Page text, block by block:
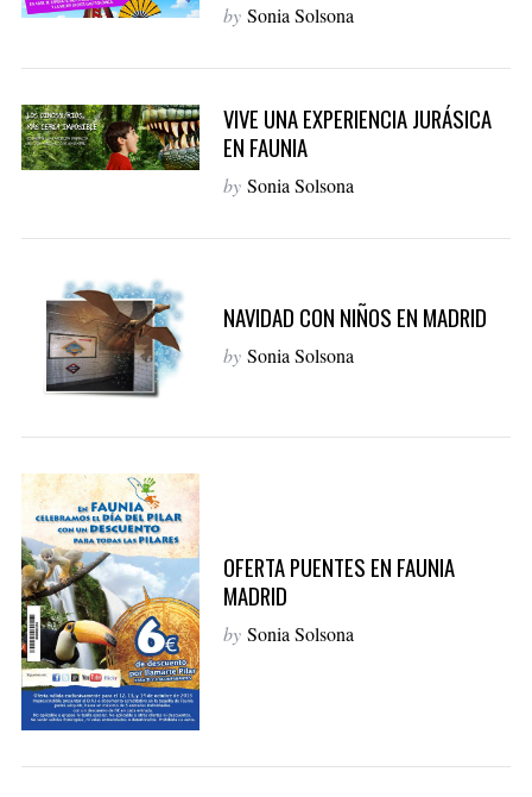
by Sonia Solsona
VIVE UNA EXPERIENCIA JURÁSICA
EN FAUNIA
by Sonia Solsona
NAVIDAD CON NIÑOS EN MADRID
by Sonia Solsona
OFERTA PUENTES EN FAUNIA
MADRID
by Sonia Solsona
S